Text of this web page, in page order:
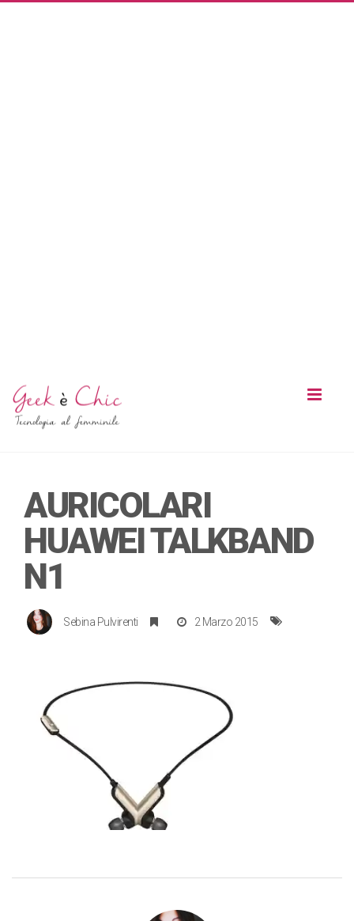
AURICOLARI
HUAWEI TALKBAND
N1
Sebina Pulvirenti 2 Marzo 2015